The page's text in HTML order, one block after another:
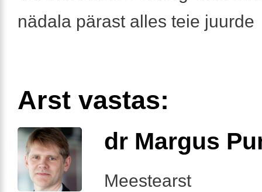
nädala pärast alles teie juurde
Arst vastas:
dr Margus
Meestearst